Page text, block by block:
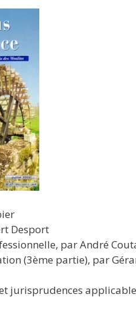
Desport
par André
(3ème partie), par
jurisprudences